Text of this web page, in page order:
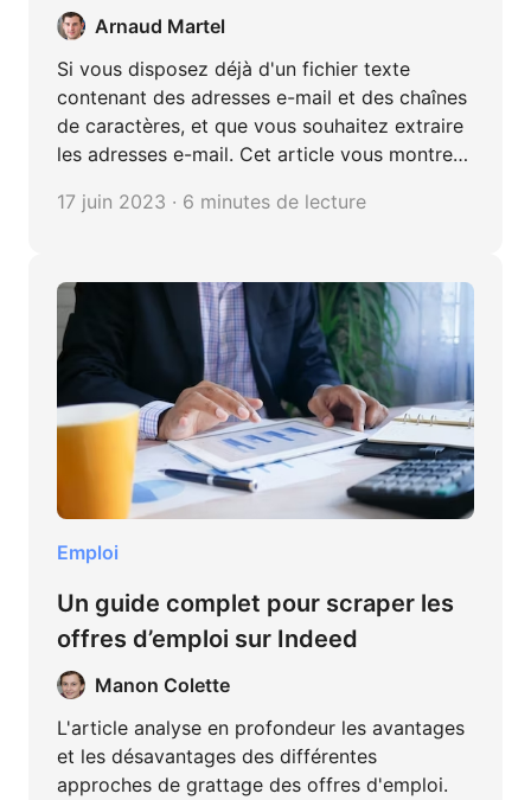
fichier TXT ou des chaînes de
Arnaud Martel
Si vous disposez déjà d'un fichier texte
contenant des adresses e-mail et des chaînes
de caractères, et que vous souhaitez extraire
les adresses e-mail. Cet article vous montre
des fichiers TXT ou des chaînes de caractères
17 juin 2023 · 6 minutes de lecture
Emploi
Un guide complet pour scraper les
offres d’emploi sur Indeed
Manon Colette
L'article analyse en profondeur les avantages
et les désavantages des différentes
approches de grattage des offres d'emploi.